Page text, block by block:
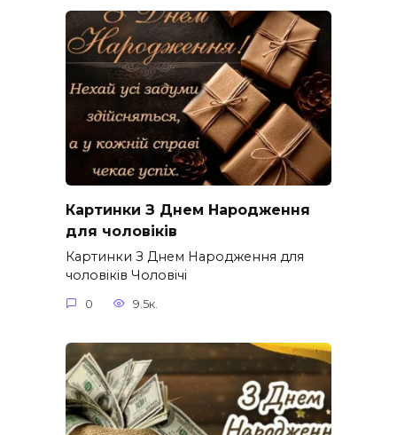
Картинки З Днем Народження
для чоловіків​
Картинки З Днем Народження для
чоловіків​ Чоловічі
0 9.5к.